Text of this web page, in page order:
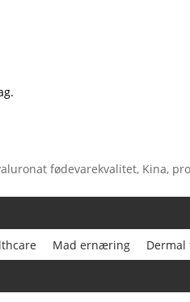
fødevarekvalitet, Kina,
Mad ernæring